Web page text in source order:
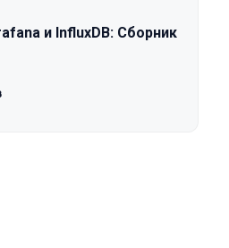
и InfluxDB: Сборник